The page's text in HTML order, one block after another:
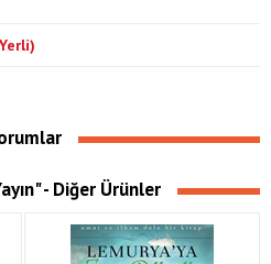
- Diğer Ürünler